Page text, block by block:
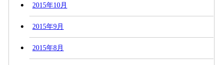
2015年10月
2015年9月
2015年8月